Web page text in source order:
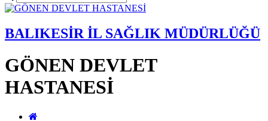
BALIKESİR İL SAĞLIK MÜDÜRLÜĞÜ
GÖNEN DEVLET
HASTANESİ